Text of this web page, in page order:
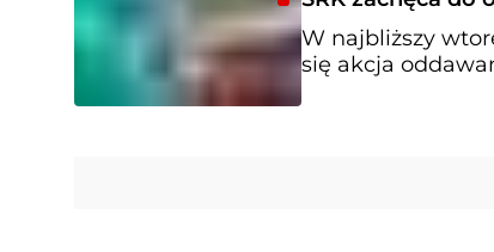
W najbliższy
się akcja